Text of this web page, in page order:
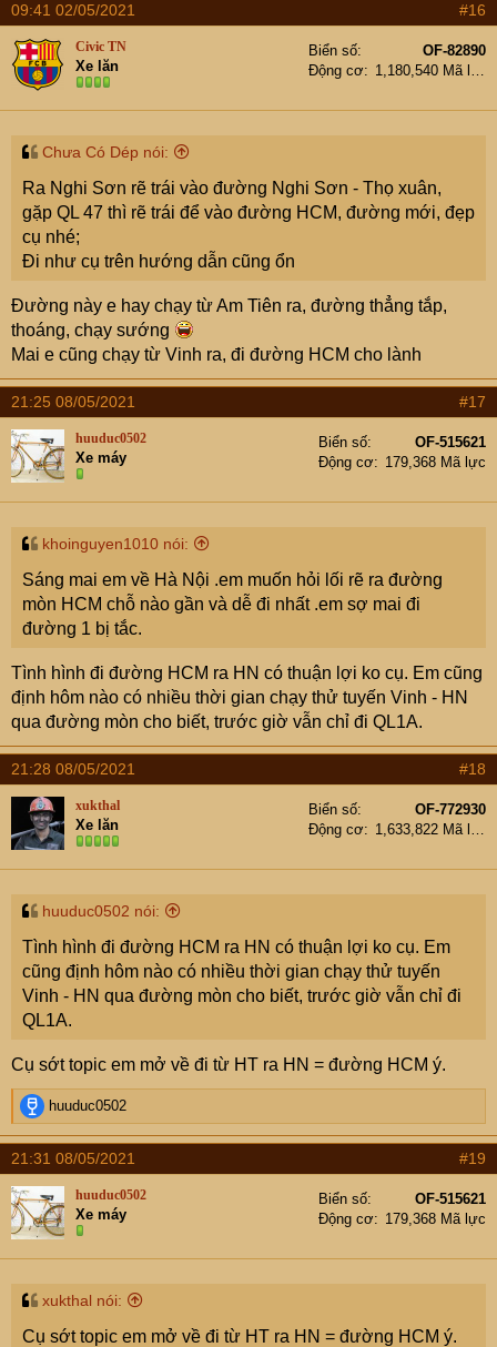
09:41 02/05/2021 #16
Civic TN
Xe lăn
Biển số
OF-82890
Động cơ
1,180,540 Mã lực
Chưa Có Dép nói:
Ra Nghi Sơn rẽ trái vào đường Nghi Sơn - Thọ xuân,
gặp QL 47 thì rẽ trái để vào đường HCM, đường mới, đẹp
cụ nhé;
Đi như cụ trên hướng dẫn cũng ổn
Đường này e hay chạy từ Am Tiên ra, đường thẳng tắp,
thoáng, chạy sướng
Mai e cũng chạy từ Vinh ra, đi đường HCM cho lành
21:25 08/05/2021 #17
huuduc0502
Xe máy
Biển số
OF-515621
Động cơ
179,368 Mã lực
khoinguyen1010 nói:
Sáng mai em về Hà Nội .em muốn hỏi lối rẽ ra đường
mòn HCM chỗ nào gần và dễ đi nhất .em sợ mai đi
đường 1 bị tắc.
Tình hình đi đường HCM ra HN có thuận lợi ko cụ. Em cũng
định hôm nào có nhiều thời gian chạy thử tuyến Vinh - HN
qua đường mòn cho biết, trước giờ vẫn chỉ đi QL1A.
21:28 08/05/2021 #18
xukthal
Xe lăn
Biển số
OF-772930
Động cơ
1,633,822 Mã lực
huuduc0502 nói:
Tình hình đi đường HCM ra HN có thuận lợi ko cụ. Em
cũng định hôm nào có nhiều thời gian chạy thử tuyến
Vinh - HN qua đường mòn cho biết, trước giờ vẫn chỉ đi
QL1A.
Cụ sớt topic em mở về đi từ HT ra HN = đường HCM ý.
R
e
a
c
t
i
o
n
s
huuduc0502
21:31 08/05/2021 #19
huuduc0502
Xe máy
Biển số
OF-515621
Động cơ
179,368 Mã lực
xukthal nói:
Cụ sớt topic em mở về đi từ HT ra HN = đường HCM ý.